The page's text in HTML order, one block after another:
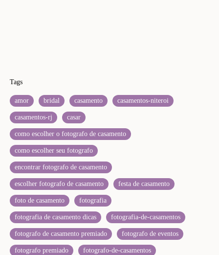
Tags
amor bridal casamento casamentos-niteroi
casamentos-rj casar
como escolher o fotografo de casamento
como escolher seu fotografo
encontrar fotografo de casamento
escolher fotografo de casamento festa de casamento
foto de casamento fotografia
fotografia de casamento dicas fotografia-de-casamentos
fotografo de casamento premiado fotografo de eventos
fotografo premiado fotografo-de-casamentos